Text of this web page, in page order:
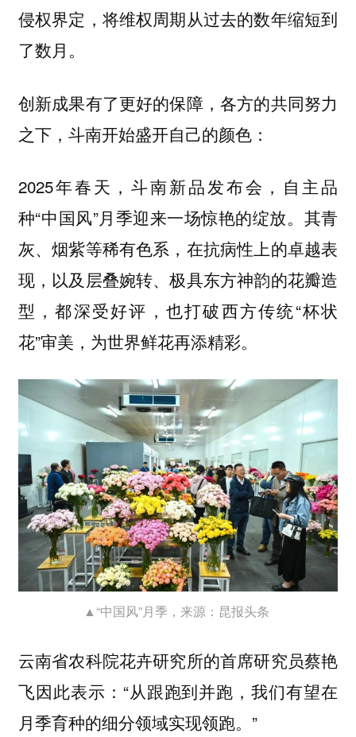
侵权界定，将维权周期从过去的数年缩短到
了数月。
创新成果有了更好的保障，各方的共同努力
之下，斗南开始盛开自己的颜色：
2025年春天，斗南新品发布会，自主品
种“中国风”月季迎来一场惊艳的绽放。其青
灰、烟紫等稀有色系，在抗病性上的卓越表
现，以及层叠婉转、极具东方神韵的花瓣造
型，都深受好评，也打破西方传统“杯状
花”审美，为世界鲜花再添精彩。
▲“中国风”月季，来源：昆报头条
云南省农科院花卉研究所的首席研究员蔡艳
飞因此表示：“从跟跑到并跑，我们有望在
月季育种的细分领域实现领跑。”